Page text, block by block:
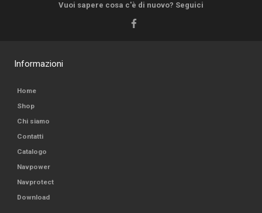
Vuoi sapere cosa c'è di nuovo? Seguici
Informazioni
Home
Shop
Chi siamo
Contatti
Catalogo
Navpower
Navprotect
Download